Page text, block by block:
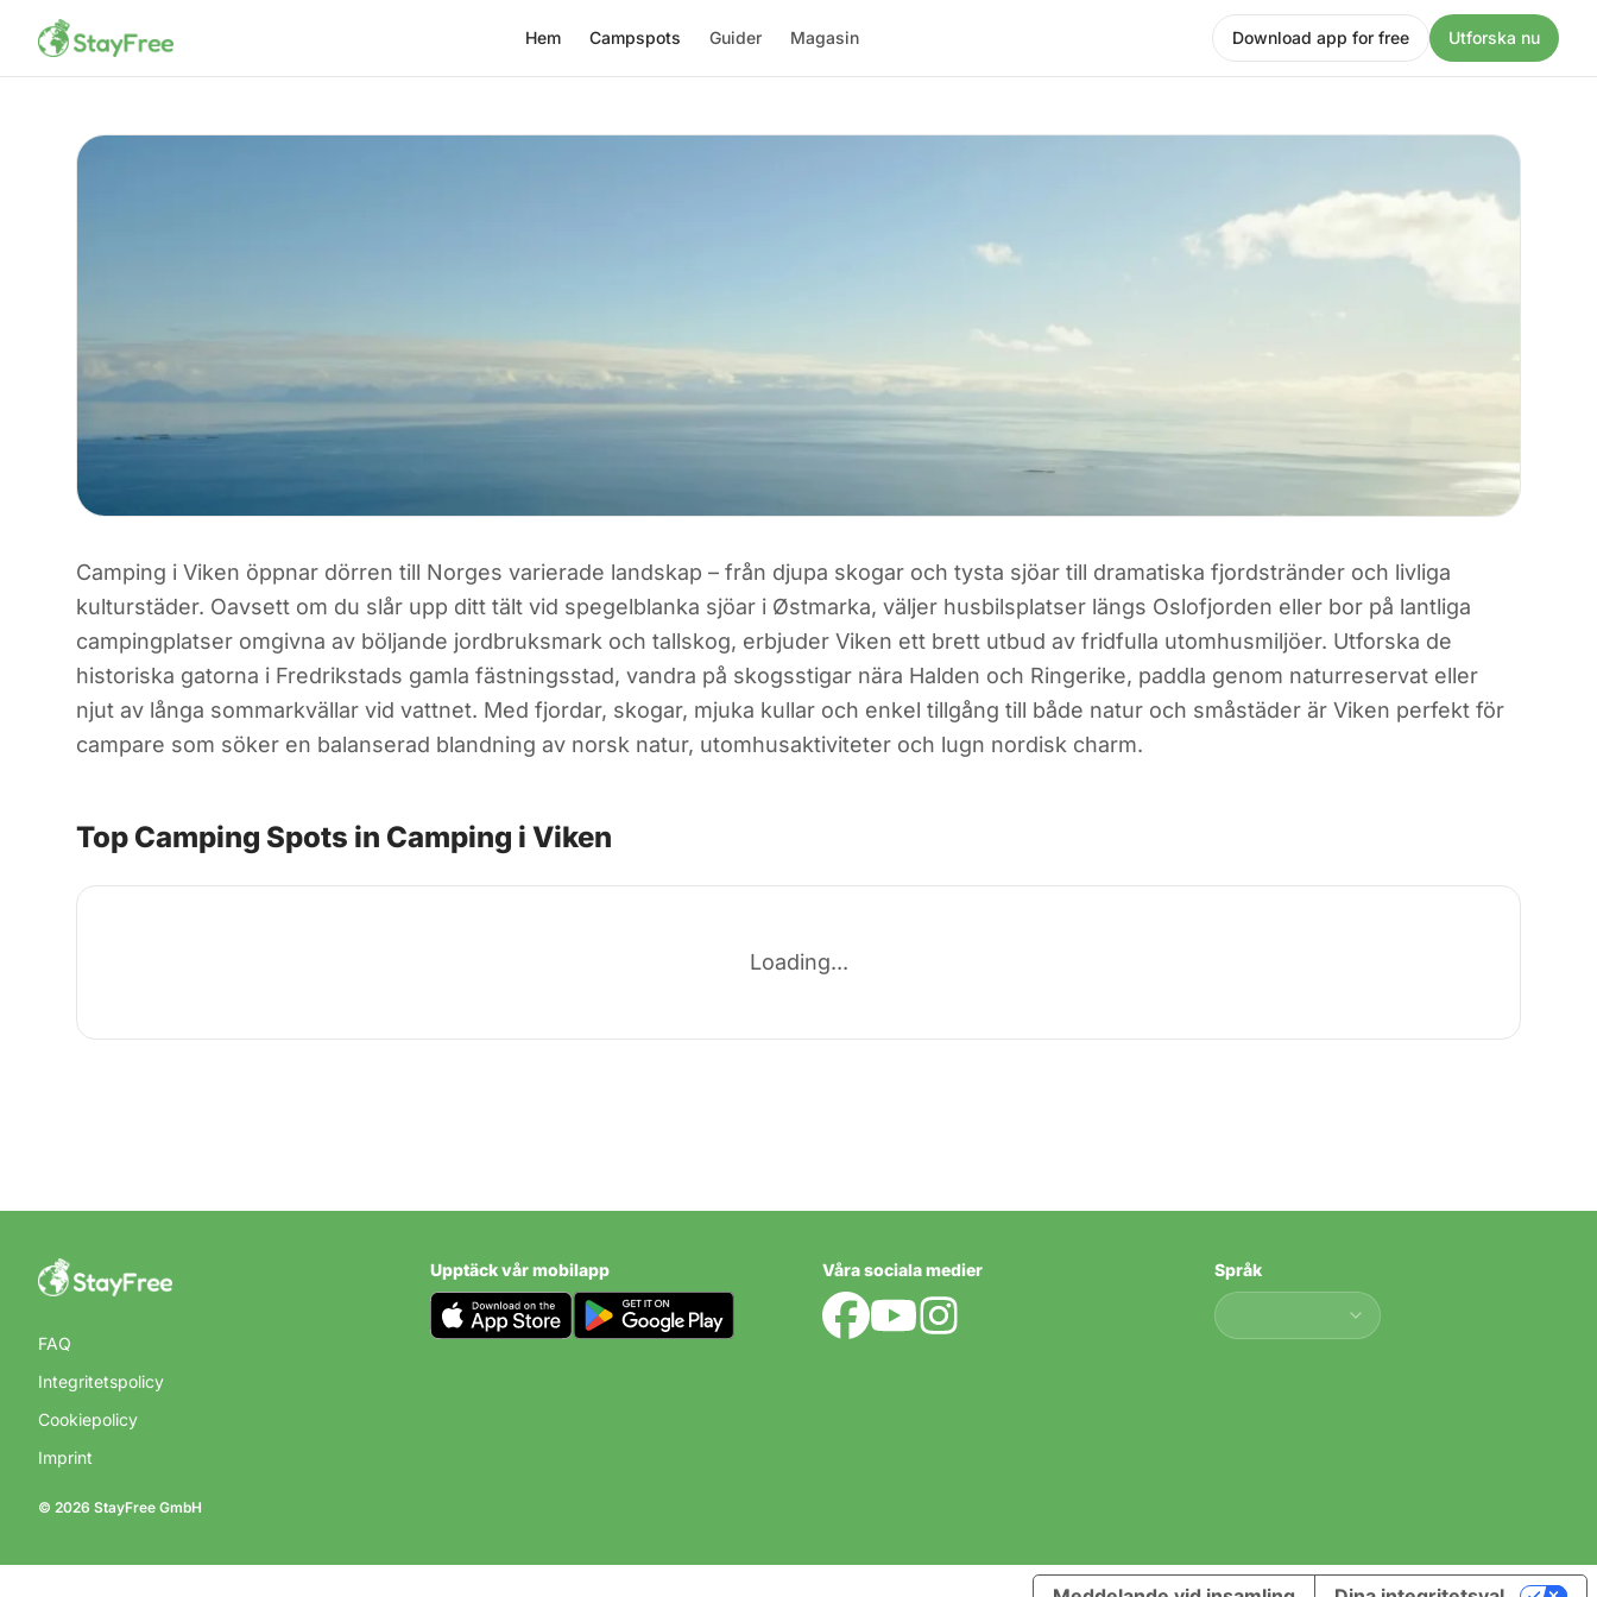
Hem Campspots Guider Magasin Download app for free Utforska nu
Camping i Viken
Camping i Viken öppnar dörren till Norges varierade landskap – från djupa skogar och tysta sjöar till dramatiska fjordstränder och livliga
kulturstäder. Oavsett om du slår upp ditt tält vid spegelblanka sjöar i Østmarka, väljer husbilsplatser längs Oslofjorden eller bor på lantliga
campingplatser omgivna av böljande jordbruksmark och tallskog, erbjuder Viken ett brett utbud av fridfulla utomhusmiljöer. Utforska de
historiska gatorna i Fredrikstads gamla fästningsstad, vandra på skogsstigar nära Halden och Ringerike, paddla genom naturreservat eller
njut av långa sommarkvällar vid vattnet. Med fjordar, skogar, mjuka kullar och enkel tillgång till både natur och småstäder är Viken perfekt för
campare som söker en balanserad blandning av norsk natur, utomhusaktiviteter och lugn nordisk charm.
Top Camping Spots in Camping i Viken
Loading...
FAQ
Integritetspolicy
Cookiepolicy
Imprint
© 2026 StayFree GmbH
Upptäck vår mobilapp Våra sociala medier Språk
Språk